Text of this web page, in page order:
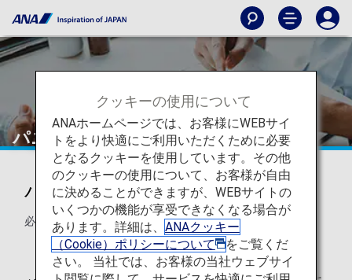
パニック障がいのお客様
パニック障がいのお客様
必要なお手伝いをお知らせください。
クッキーの使用について
ANAホームページでは、お客様にWEBサイ
トをより快適にご利用いただくために必要
となるクッキーを使用しています。その他
のクッキーの使用について、お客様が自由
に決めることができますが、WEBサイトの
いくつかの機能が享受できなくなる場合が
あります。詳細は、 ANAクッキー
（Cookie）ポリシーについて
をご覧くだ
さい。 当社では、お客様の当社ウェブサイ